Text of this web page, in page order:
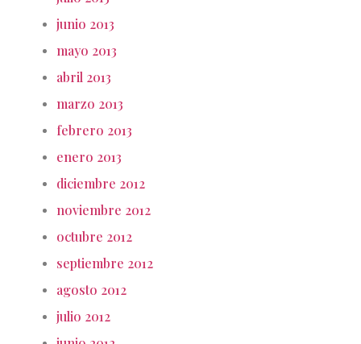
junio 2013
mayo 2013
abril 2013
marzo 2013
febrero 2013
enero 2013
diciembre 2012
noviembre 2012
octubre 2012
septiembre 2012
agosto 2012
julio 2012